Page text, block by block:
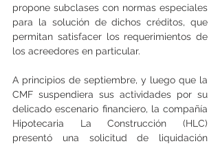
propone subclases con normas especiales
para la solución de dichos créditos, que
permitan satisfacer los requerimientos de
los acreedores en particular.
A principios de septiembre, y luego que la
CMF suspendiera sus actividades por su
delicado escenario financiero, la compañía
Hipotecaria La Construcción (HLC)
presentó una solicitud de liquidación